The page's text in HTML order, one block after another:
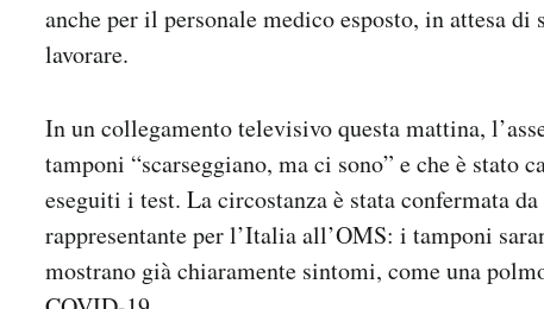
anche per il personale medico esposto, in attesa di
lavorare.
In un collegamento televisivo questa mattina,
tamponi “scarseggiano, ma ci sono” e che è stato
eseguiti i test. La circostanza è stata confermata
rappresentante per l’Italia all’OMS: i tamponi
mostrano già chiaramente sintomi, come una